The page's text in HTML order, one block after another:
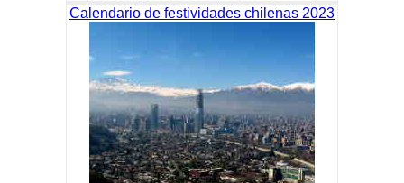
Calendario de festividades chilenas 2023